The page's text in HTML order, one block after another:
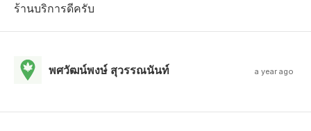
ร้านบริการดีครับ
พศวัฒน์พงษ์ สุวรรณนันท์ a year ago